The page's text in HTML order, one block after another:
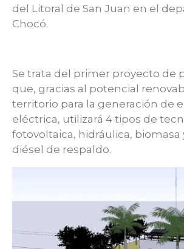
del Litoral de San Juan en el
Chocó.
Se trata del primer proyecto de
que, gracias al potencial
territorio para la generación de
eléctrica, utilizará 4 tipos de
fotovoltaica, hidráulica, biomasa
diésel de respaldo.